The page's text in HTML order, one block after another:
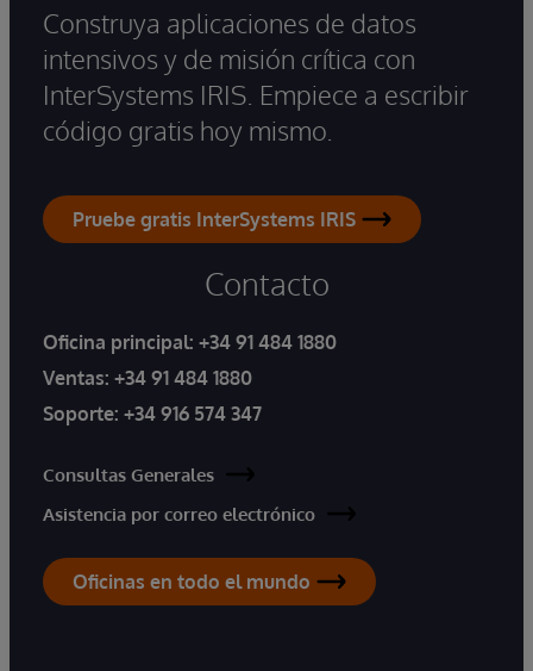
Construya aplicaciones de datos
intensivos y de misión crítica con
InterSystems IRIS. Empiece a escribir
código gratis hoy mismo.
Pruebe gratis InterSystems IRIS
Contacto
Oficina principal: +34 91 484 1880
Ventas: +34 91 484 1880
Soporte: +34 916 574 347
Consultas Generales
Asistencia por correo electrónico
Oficinas en todo el mundo